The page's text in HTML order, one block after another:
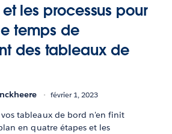
les processus pour
temps de
des tableaux de
février 1, 2023
tableaux de bord n'en finit
en quatre étapes et les